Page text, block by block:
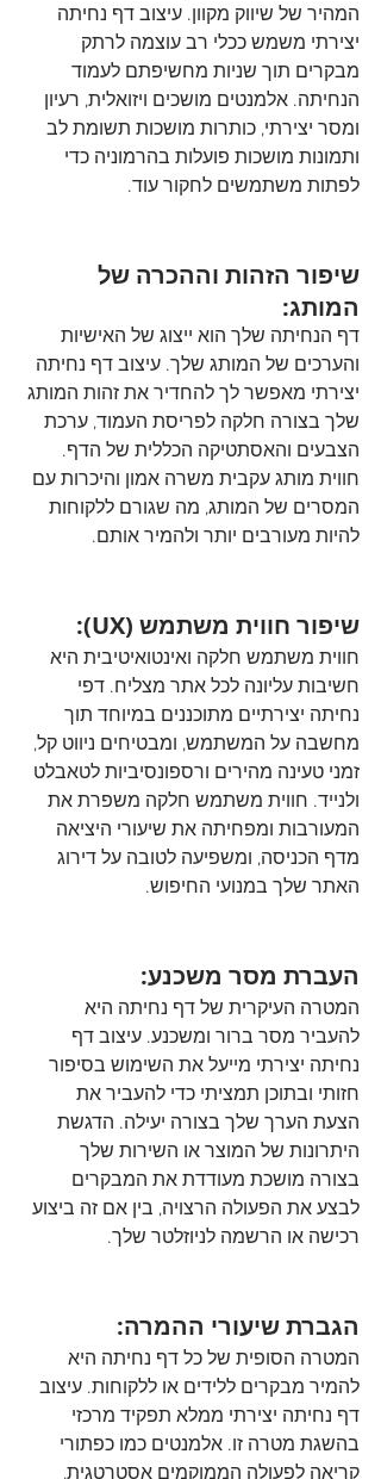
המהיר של שיווק מקוון. עיצוב דף נחיתה
יצירתי משמש ככלי רב עוצמה לרתק
מבקרים תוך שניות מחשיפתם לעמוד
הנחיתה. אלמנטים מושכים ויזואלית, רעיון
ומסר יצירתי, כותרות מושכות תשומת לב
ותמונות מושכות פועלות בהרמוניה כדי
לפתות משתמשים לחקור עוד.
שיפור הזהות וההכרה של
המותג:
דף הנחיתה שלך הוא ייצוג של האישיות
והערכים של המותג שלך. עיצוב דף נחיתה
יצירתי מאפשר לך להחדיר את זהות המותג
שלך בצורה חלקה לפריסת העמוד, ערכת
הצבעים והאסתטיקה הכללית של הדף.
חווית מותג עקבית משרה אמון והיכרות עם
המסרים של המותג, מה שגורם ללקוחות
להיות מעורבים יותר ולהמיר אותם.
שיפור חווית משתמש (UX):
חווית משתמש חלקה ואינטואיטיבית היא
חשיבות עליונה לכל אתר מצליח. דפי
נחיתה יצירתיים מתוכננים במיוחד תוך
מחשבה על המשתמש, ומבטיחים ניווט קל,
זמני טעינה מהירים ורספונסיביות לטאבלט
ולנייד. חווית משתמש חלקה משפרת את
המעורבות ומפחיתה את שיעורי היציאה
מדף הכניסה, ומשפיעה לטובה על דירוג
האתר שלך במנועי החיפוש.
העברת מסר משכנע:
המטרה העיקרית של דף נחיתה היא
להעביר מסר ברור ומשכנע. עיצוב דף
נחיתה יצירתי מייעל את השימוש בסיפור
חזותי ובתוכן תמציתי כדי להעביר את
הצעת הערך שלך בצורה יעילה. הדגשת
היתרונות של המוצר או השירות שלך
בצורה מושכת מעודדת את המבקרים
לבצע את הפעולה הרצויה, בין אם זה ביצוע
רכישה או הרשמה לניוזלטר שלך.
הגברת שיעורי ההמרה:
המטרה הסופית של כל דף נחיתה היא
להמיר מבקרים ללידים או ללקוחות. עיצוב
דף נחיתה יצירתי ממלא תפקיד מרכזי
בהשגת מטרה זו. אלמנטים כמו כפתורי
קריאה לפעולה הממוקמים אסטרטגית,